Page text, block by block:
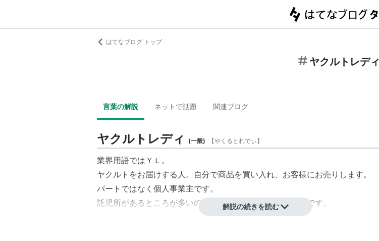
はてなブログ トップ
ヤクルトレディ
言葉の解説 ネットで話題 関連ブログ
ヤクルトレディ (一般) 【やくるとれでぃ】
業界用語ではＹＬ。
ヤクルトをお届けする人。自分で商品を買い入れ、お客様にお売りします。
パートではなく個人事業主です。
託児所があるところが多いので、小さな子供がいても安心です。
解説の続きを読む